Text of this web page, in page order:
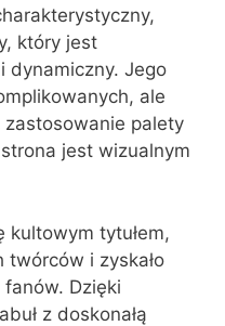
który jest
dynamiczny. Jego
ale
palety
jest wizualnym
kultowym tytułem,
twórców i zyskało
Dzięki
z doskonałą